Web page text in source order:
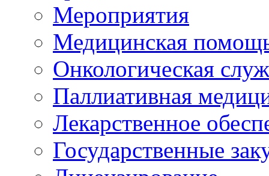
Мероприятия
Медицинская
Онкологическая
Паллиативная
Лекарственное
Государственные